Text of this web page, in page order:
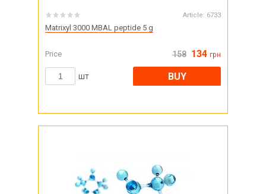
Article: 6733
Matrixyl 3000 MBAL peptide 5 g
Price 158 134 грн
шт BUY